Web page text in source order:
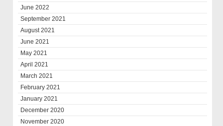
June 2022
September 2021
August 2021
June 2021
May 2021
April 2021
March 2021
February 2021
January 2021
December 2020
November 2020